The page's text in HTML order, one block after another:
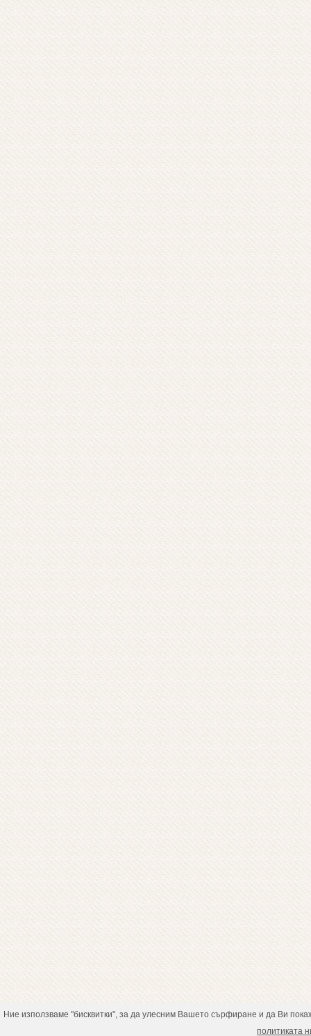
Ние използваме "бисквитки", за да улесним Вашето сърфиране и да Ви
политиката